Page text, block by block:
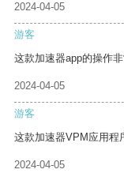
2024-04-05
游客
这款加速器app的操作
2024-04-05
游客
这款加速器VPM应用程
2024-04-05